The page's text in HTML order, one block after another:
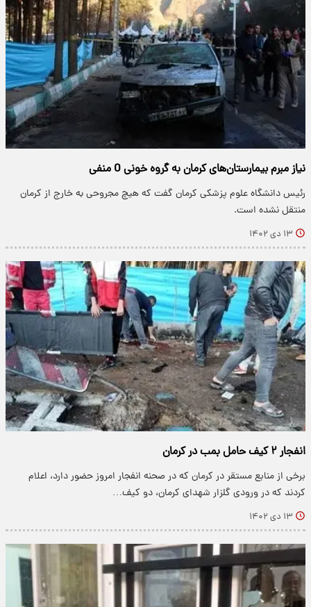
نیاز مبرم بیمارستان‌های کرمان به گروه خونی O منفی
رئیس دانشگاه علوم پزشکی کرمان گفت که هیچ مجروحی به خارج از کرمان
منتقل نشده است.
۱۳ دی ۱۴۰۲
انفجار ۲ کیف حامل بمب در کرمان
برخی از منابع مستقر در کرمان که در صحنه انفجار امروز حضور دارد، اعلام
کردند که در ورودی گلزار شهدای کرمان، دو کیف…
۱۳ دی ۱۴۰۲